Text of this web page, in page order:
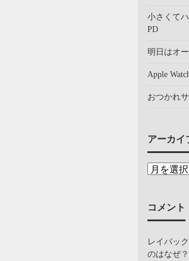
小さくて
PD
明日はオ
Apple
おつかれ
アーカイ
コメント
レイバッ
のはなぜ？